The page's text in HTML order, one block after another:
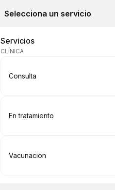
Selecciona un servicio
Servicios
CLÍNICA
Reservar
Consulta
Reservar
En tratamiento
Reservar
Vacunacion